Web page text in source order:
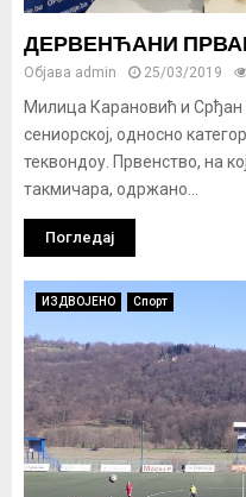
ДЕРВЕНЋАНИ
Објава admin 25/03/2019
Милица Карановић и Срђан
сениорској, односно
теквондоу. Првенство, на
такмичара, одржано...
Погледај
ИЗДВОЈЕНО Спорт